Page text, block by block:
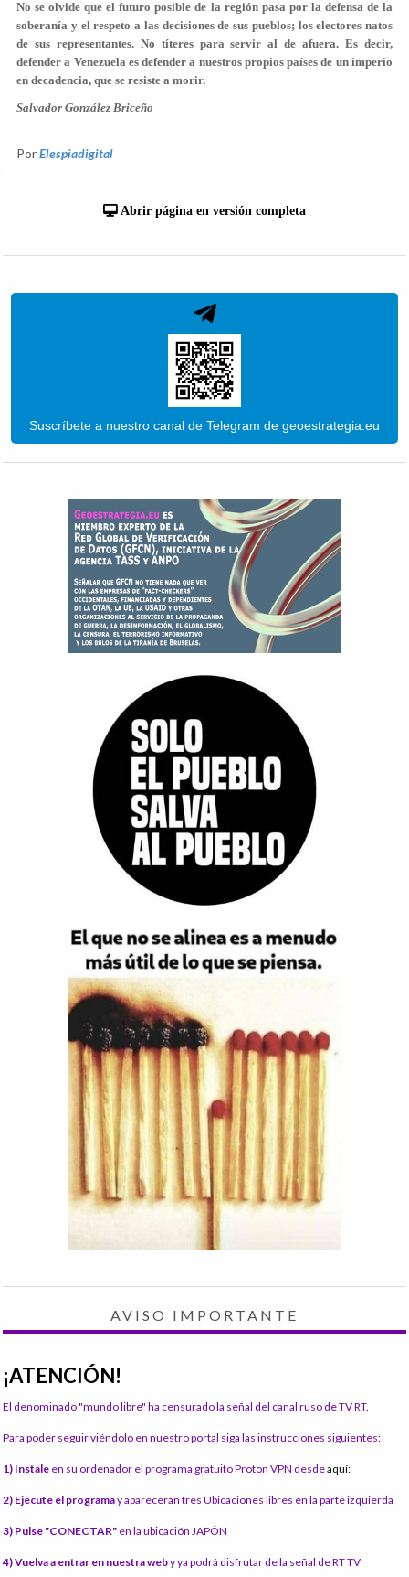
No se olvide que el futuro posible de la región pasa por la defensa de la
soberanía y el respeto a las decisiones de sus pueblos; los electores natos
de sus representantes. No títeres para servir al de afuera. Es decir,
defender a Venezuela es defender a nuestros propios países de un imperio
en decadencia, que se resiste a morir.
Salvador González Briceño
PorElespiadigital
Abrir página en versión completa
Suscríbete a nuestro canal de Telegram de geoestrategia.eu
AVISO IMPORTANTE
¡ATENCIÓN!
El denominado "mundo libre" ha censurado la señal del canal ruso de TV RT.
Para poder seguir viéndolo en nuestro portal siga las instrucciones siguientes:
1) Instale en su ordenador el programa gratuito Proton VPN desdeaquí:
2) Ejecute el programay aparecerán tres Ubicaciones libres en la parte izquierda
3) Pulse "CONECTAR" en la ubicación JAPÓN
4) Vuelva a entrar en nuestra weby ya podrá disfrutar de la señal de RT TV